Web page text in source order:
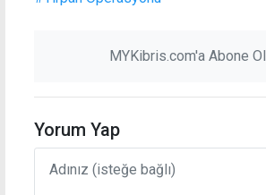
MYKibris.com'a Abone Ol
Yorum Yap